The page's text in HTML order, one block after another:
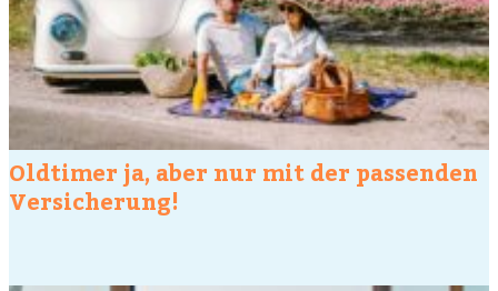
Oldtimer ja, aber nur mit der passenden
Versicherung!